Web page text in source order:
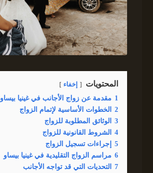
المحتويات إخفاء
1 مقدمة عن زواج الأجانب في غينيا بيساو
2
الخطوات الأساسية لإتمام الزواج
3
الوثائق المطلوبة للزواج
4
الشروط القانونية للزواج
5
إجراءات تسجيل الزواج
6 مراسم الزواج التقليدية في غينيا بيساو
7
التحديات التي قد تواجه الأجانب